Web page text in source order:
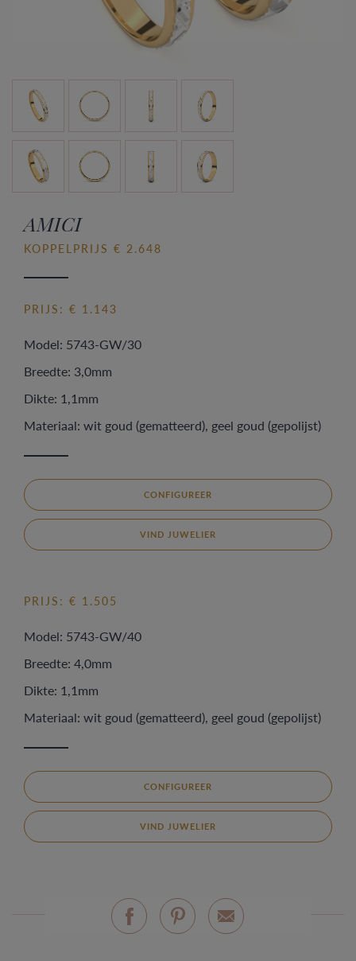
AMICI
KOPPELPRIJS € 2.648
PRIJS: € 1.143
Model: 5743-GW/30
Breedte: 3,0mm
Dikte: 1,1mm
Materiaal: wit goud (gematteerd), geel goud (gepolijst)
CONFIGUREER
VIND JUWELIER
PRIJS: € 1.505
Model: 5743-GW/40
Breedte: 4,0mm
Dikte: 1,1mm
Materiaal: wit goud (gematteerd), geel goud (gepolijst)
CONFIGUREER
VIND JUWELIER